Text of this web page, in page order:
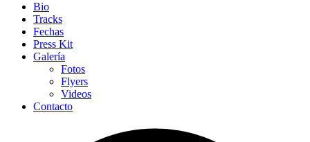
Bio
Tracks
Fechas
Press Kit
Galería
Fotos
Flyers
Videos
Contacto